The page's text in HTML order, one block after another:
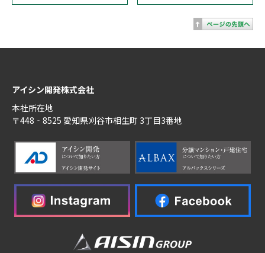
アイシン開発株式会社
本社所在地
〒448‐8525 愛知県刈谷市相生町 3丁目3番地